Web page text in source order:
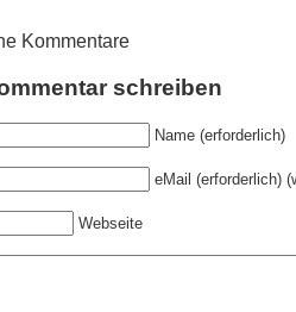
Kommentare
schreiben
Name (erforderlich)
eMail (erforderlich)
Webseite